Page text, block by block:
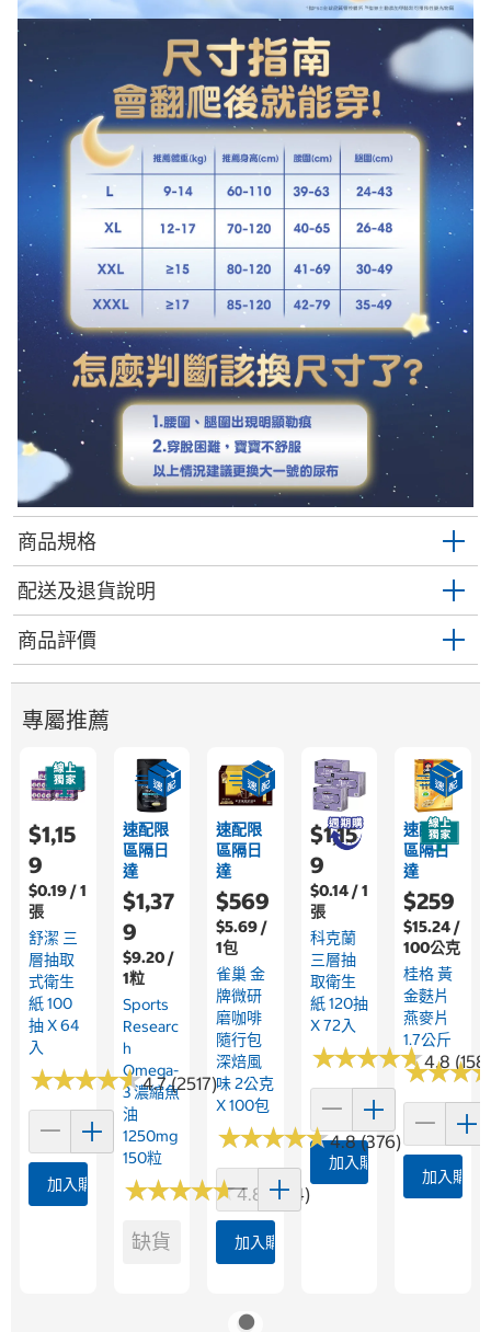
商品規格
配送及退貨說明
商品評價
專屬推薦
$1,15
9
$0.19 / 1
張
舒潔 三
層抽取
式衛生
紙 100
抽 X 64
入
★★★★★
★★★★★4.7 (2517)
加入購物車
速配限
區隔日
達
$1,37
9
$9.20 /
1粒
Sports
Researc
H
Omega-
3 濃縮魚
油
1250mg
150粒
★★★★★
★★★★★4.8 (364)
缺貨
速配限
區隔日
達
$569
$5.69 /
1包
雀巢 金
牌微研
磨咖啡
隨行包
深焙風
味 2公克
X 100包
★★★★★
★★★★★4.8 (376)
加入購物車
$1,15
9
$0.14 / 1
張
科克蘭
三層抽
取衛生
紙 120抽
X 72入
★★★★★
★★★★★4.8
加入購物車
速配限
區隔日
達
$259
$15.24 /
100公克
桂格 黃
金麩片
燕麥片
1.7公斤
★★★
★★★
加入購物